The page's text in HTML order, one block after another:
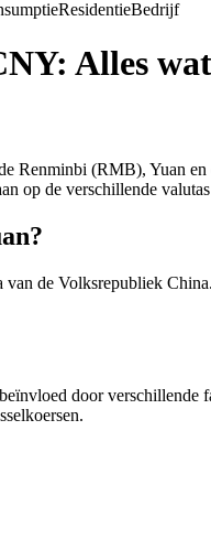
ResidentieBedrijf
Alles
Renminbi (RMB), Yuan
op de verschillende
de Volksrepubliek
door